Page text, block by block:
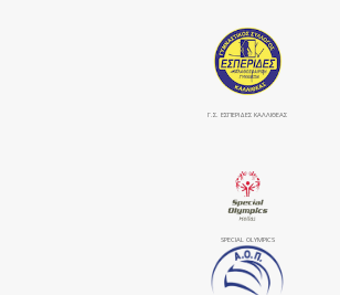
Γ.Σ. ΕΣΠΕΡΙΔΕΣ ΚΑΛΛΙΘΕΑΣ
SPECIAL OLYMPICS